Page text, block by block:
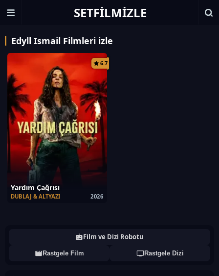
SETFILMIZLE
Edyll Ismail Filmleri izle
6.7
Yardım Çağrısı
2026
DUBLAJ & ALTYAZI
Film ve Dizi Robotu
Rastgele Film Rastgele Dizi